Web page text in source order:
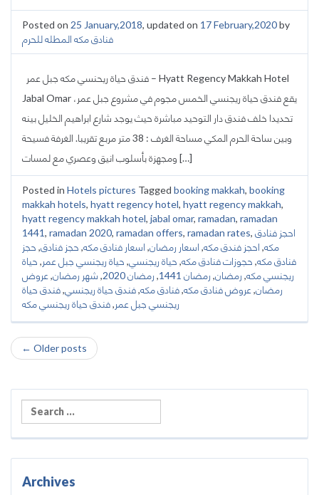
Posted on 25 January,2018, updated on 17 February,2020by
فنادق مكه المطله للحرم
Jabal Omar يقع فندق حياة ريجنسي الخمس مجوم في مشروع جبل عمر،
تحديدا خلف فندق دار التوحيد مباشرة حيث يوجد شارع ابراهيم الخليل بينه
وبين ساحة الحرم المكي مساحة الغرف : 38 متر مربع تقريبا. الغرفة فسيحة
ومجهزة بأسلوب انيق وعصري مع لمسات […]
Posted in Hotels pictures Tagged booking makkah, booking
makkah hotels, hyatt regency hotel, hyatt regency makkah,
hyatt regency makkah hotel, jabal omar, ramadan, ramadan
1441, ramadan 2020, ramadan offers, ramadan rates, احجز فنادق
مكه, احجز فندق مكه, اسعار رمضان, اسعار فنادق مكه, حجز فنادق, حجز
فنادق مكه, حجوزات فنادق مكه, حياة ريجنسي, حياة ريجنسي جبل عمر, حياة
ريجنسي مكه, رمضان, رمضان 1441 , رمضان 2020 , شهر رمضان, عروض
رمضان, عروض فنادق مكه,فنادق مكه,فندق حياة ريجنسي,فندق حياة
ريجنسي جبل عمر,فندق حياة ريجنسي مكه
Post navigation
← Older posts
Archives